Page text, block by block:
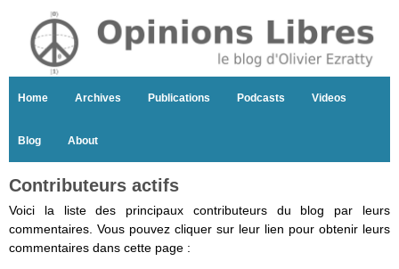
Home Archives Publications Podcasts Videos
Blog About
Contributeurs actifs
Voici la liste des principaux contributeurs du blog par leurs
commentaires. Vous pouvez cliquer sur leur lien pour obtenir leurs
commentaires dans cette page :